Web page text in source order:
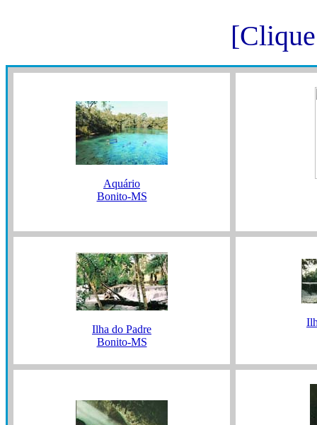
Aquário
Bonito-MS
Ilha do Padre
Bonito-MS